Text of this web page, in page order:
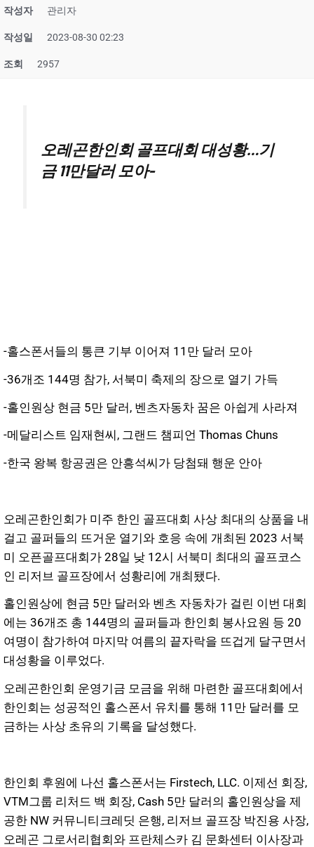
작성자 관리자
작성일 2023-08-30 02:23
조회 2957
오레곤한인회 골프대회 대성황…기
금 11만달러 모아-
-홀스폰서들의 통큰 기부 이어져 11만 달러 모아
-36개조 144명 참가, 서북미 축제의 장으로 열기 가득
-홀인원상 현금 5만 달러, 벤츠자동차 꿈은 아쉽게 사라져
-메달리스트 임재현씨, 그랜드 챔피언 Thomas Chuns
-한국 왕복 항공권은 안흥석씨가 당첨돼 행운 안아
오레곤한인회가 미주 한인 골프대회 사상 최대의 상품을 내
걸고 골퍼들의 뜨거운 열기와 호응 속에 개최된 2023 서북
미 오픈골프대회가 28일 낮 12시 서북미 최대의 골프코스
인 리저브 골프장에서 성황리에 개최됐다.
홀인원상에 현금 5만 달러와 벤츠 자동차가 걸린 이번 대회
에는 36개조 총 144명의 골퍼들과 한인회 봉사요원 등 20
여명이 참가하여 마지막 여름의 끝자락을 뜨겁게 달구면서
대성황을 이루었다.
오레곤한인회 운영기금 모금을 위해 마련한 골프대회에서
한인회는 성공적인 홀스폰서 유치를 통해 11만 달러를 모
금하는 사상 초유의 기록을 달성했다.
한인회 후원에 나선 홀스폰서는 Firstech, LLC. 이제선 회장,
VTM그룹 리처드 백 회장, Cash 5만 달러의 홀인원상을 제
공한 NW 커뮤니티크레딧 은행, 리저브 골프장 박진용 사장,
오레곤 그로서리협회와 프란체스카 김 문화센터 이사장과